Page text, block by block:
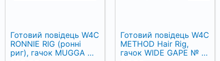
Готовий повідець W4C
RONNIE RIG (ронні
риг), гачок MUGGA №
Готовий повідець W4C
METHOD Hair Rig,
гачок WIDE GAPE № 8,